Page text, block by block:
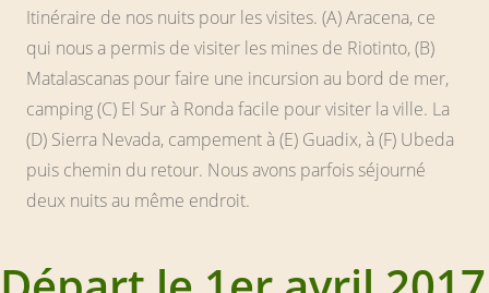
Itinéraire de nos nuits pour les visites. (A) Aracena, ce
qui nous a permis de visiter les mines de Riotinto, (B)
Matalascanas pour faire une incursion au bord de mer,
camping (C) El Sur à Ronda facile pour visiter la ville. La
(D) Sierra Nevada, campement à (E) Guadix, à (F) Ubeda
puis chemin du retour. Nous avons parfois séjourné
deux nuits au même endroit.